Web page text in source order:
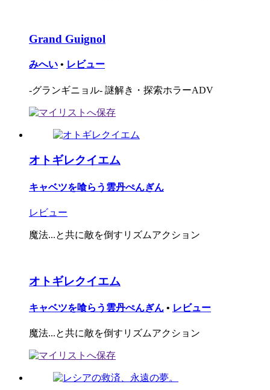
Grand Guignol
みへい • レビュー
-グランギニョル- 謎解き・探索ホラーADV
オトギレクイエム
キャベツを喰らう雲丹ぺんぎん
レビュー
魔法...と共に敵を倒すリズムアクション
オトギレクイエム
キャベツを喰らう雲丹ぺんぎん • レビュー
魔法...と共に敵を倒すリズムアクション